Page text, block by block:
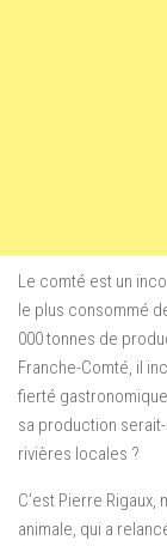
Le comté est un
le plus consommé
000 tonnes de
Franche-Comté, il
fierté
sa production
rivières locales ?
C’est Pierre
animale, qui a